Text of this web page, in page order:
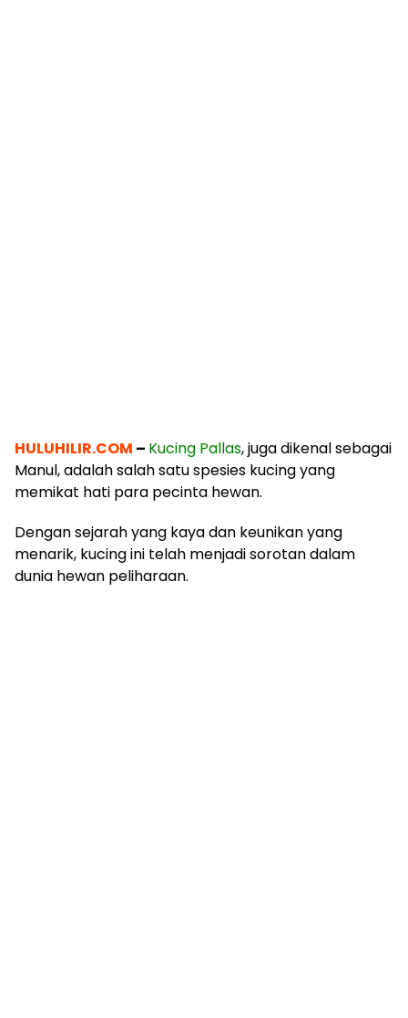
HULUHILIR.COM – Kucing Pallas, juga dikenal sebagai
Manul, adalah salah satu spesies kucing yang
memikat hati para pecinta hewan.
Dengan sejarah yang kaya dan keunikan yang
menarik, kucing ini telah menjadi sorotan dalam
dunia hewan peliharaan.